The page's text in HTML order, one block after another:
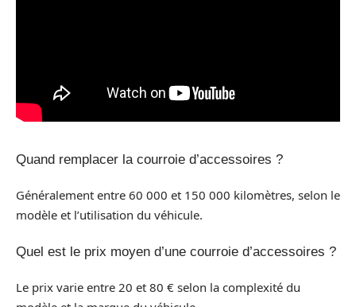
Quand remplacer la courroie d’accessoires ?
Généralement entre 60 000 et 150 000 kilomètres, selon le
modèle et l’utilisation du véhicule.
Quel est le prix moyen d’une courroie d’accessoires ?
Le prix varie entre 20 et 80 € selon la complexité du